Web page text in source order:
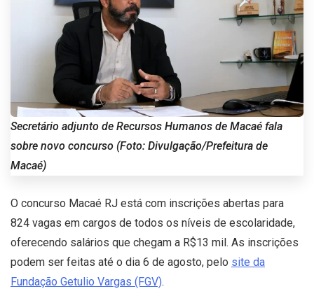
Secretário adjunto de Recursos Humanos de Macaé fala
sobre novo concurso (Foto: Divulgação/Prefeitura de
Macaé)
O concurso Macaé RJ está com inscrições abertas para
824 vagas em cargos de todos os níveis de escolaridade,
oferecendo salários que chegam a R$13 mil. As inscrições
podem ser feitas até o dia 6 de agosto, pelo site da
Fundação Getulio Vargas (FGV).